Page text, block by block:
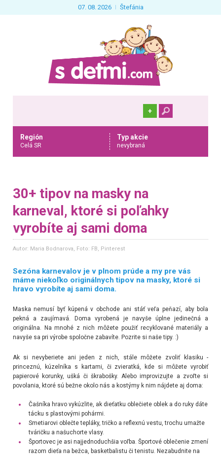
07. 08. 2026 Štefánia
+
Región
Celá SR
Typ akcie
nevybraná
30+ tipov na masky na
karneval, ktoré si poľahky
vyrobíte aj sami doma
Autor: Maria Bodnarova, Foto: FB, Pinterest
Sezóna karnevalov je v plnom prúde a my pre vás
máme niekoľko originálnych tipov na masky, ktoré si
hravo vyrobíte aj sami doma.
Maska nemusí byť kúpená v obchode ani stáť veľa peňazí, aby bola
pekná a zaujímavá. Doma vyrobená je navyše úplne jedinečná a
originálna. Na mnohé z nich môžete použiť recyklované materiály a
navyše sa pri výrobe spoločne zabavíte. Pozrite si naše tipy. :)
Ak si nevyberiete ani jeden z nich, stále môžete zvoliť klasiku -
princeznú, kúzelníka s kartami, či zvieratká, kde si môžete vyrobiť
papierové korunky, ušká či škrabošky. Alebo improvizujte a zvoľte si
povolania, ktoré sú bežne okolo nás a kostýmy k nim nájdete aj doma:
Čašníka hravo vykúzlite, ak dieťatku oblečiete oblek a do ruky dáte
tácku s plastovými pohármi.
Smetiarovi oblečte tepláky, tričko a reflexnú vestu, trochu umažte
tváričku a našuchorte vlasy.
Športovec je asi najjednoduchšia voľba. Športové oblečenie zmení
razom dieťa na bežca, basketbalistu či tenistu. Nezabudnite na